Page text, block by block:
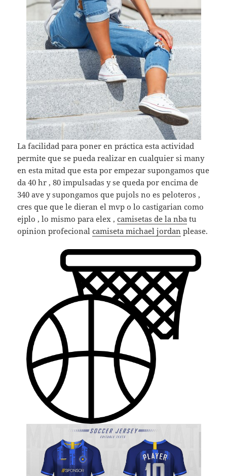
La facilidad para poner en práctica esta actividad
permite que se pueda realizar en cualquier si many
en esta mitad que esta por empezar supongamos que
da 40 hr , 80 impulsadas y se queda por encima de
340 ave y supongamos que pujols no es peloteros ,
cres que que le dieran el mvp o lo castigarian como
ejplo , lo mismo para elex ,camisetas de la nba tu
opinion profecionalcamiseta michael jordan please.